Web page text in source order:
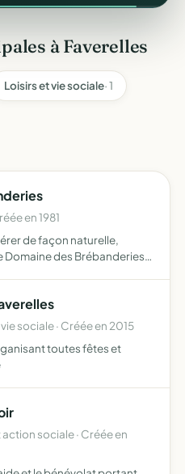
à Faverelles
Loisirs et vie sociale· 1
en 1981
de façon naturelle,
des Brébanderies
sociale · Créée en 2015
toutes fêtes et
sociale · Créée en